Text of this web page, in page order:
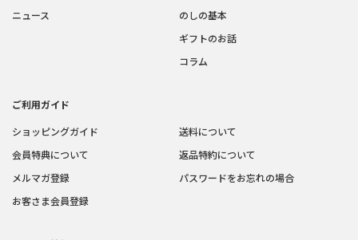
ニュース
のしの基本
ギフトのお話
コラム
ご利用ガイド
ショッピングガイド
会員特典について
メルマガ登録
お客さま会員登録
送料について
返品特約について
パスワードをお忘れの場合